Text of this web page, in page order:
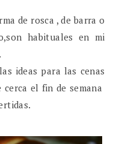
de rosca , de barra o
habituales en mi
ideas para las cenas
el fin de semana